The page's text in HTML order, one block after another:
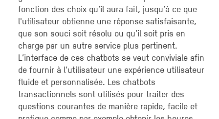
fonction des choix qu’il aura fait, jusqu’à ce que
l'utilisateur obtienne une réponse satisfaisante,
que son souci soit résolu ou qu’il soit pris en
charge par un autre service plus pertinent.
L’interface de ces chatbots se veut conviviale afin
de fournir à l’utilisateur une expérience utilisateur
fluide et personnalisée. Les chatbots
transactionnels sont utilisés pour traiter des
questions courantes de manière rapide, facile et